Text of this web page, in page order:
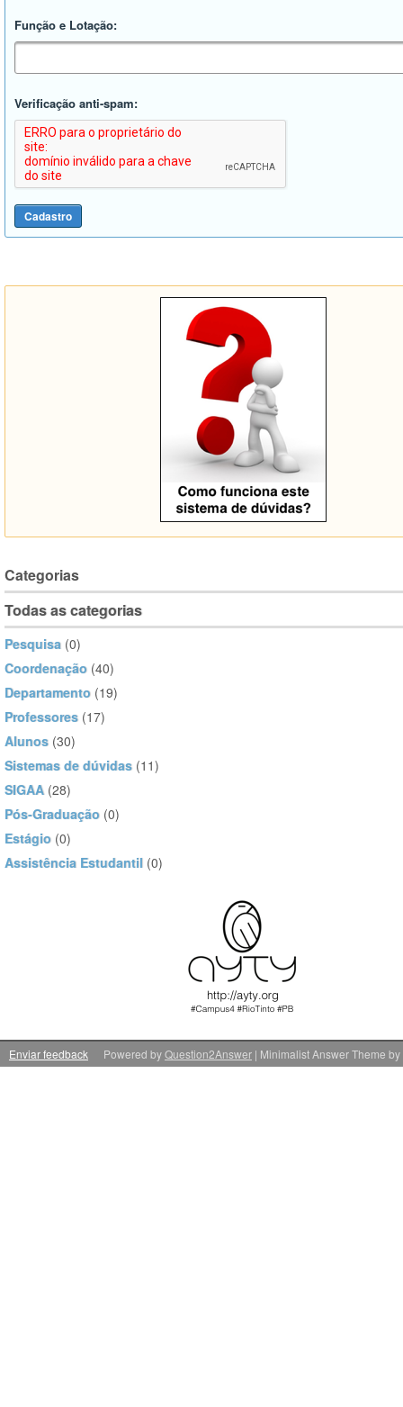
Função e Lotação:
Verificação anti-spam:
Categorias
Todas as categorias
Pesquisa (0)
Coordenação (40)
Departamento (19)
Professores (17)
Alunos (30)
Sistemas de dúvidas (11)
SIGAA (28)
Pós-Graduação (0)
Estágio (0)
Assistência Estudantil (0)
Enviar feedback | Minimalist Answer Theme by
Powered byQuestion2Answer